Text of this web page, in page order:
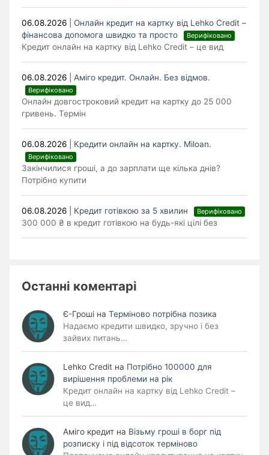
06.08.2026 |Онлайн кредит на картку від Lehko Сredit –
фінансова допомога швидко та просто
Верифіковано
Кредит онлайн на картку від Lehko Credit – це вид
06.08.2026 Аміго кредит. Онлайн. Без відмов.
Верифіковано
Онлайн довгостроковий кредит на картку до 25 000
гривень. Термін
06.08.2026 Кредити онлайн на картку. Miloan.
Верифіковано
Закінчилися гроші, а до зарплати ще кілька днів?
Потрібно купити
06.08.2026 Кредит готівкою за 5 хвилин Верифіковано
300 000 ₴ в кредит готівкою на будь-які цілі без
Останні коментарі
Є-Гроші на Терміново потрібна позика
Надаємо кредити швидко, зручно і без
зайвих питань…
Lehko Сredit на Потрібно 100000 для
вирішення проблеми на рік
Кредит онлайн на картку від Lehko Credit –
це вид…
Аміго кредит на Візьму гроші в борг під
розписку і під відсоток терміново